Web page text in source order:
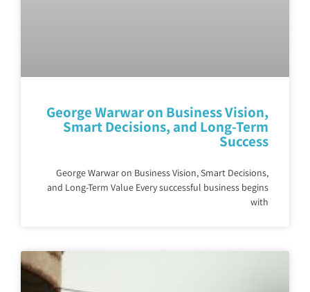
George Warwar on Business Vision,
Smart Decisions, and Long-Term
Success
George Warwar on Business Vision, Smart Decisions,
and Long-Term Value Every successful business begins
with